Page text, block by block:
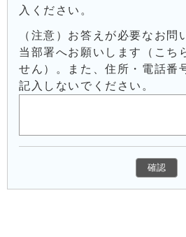
入ください。
（注意）お答えが必要なお問
当部署へお願いします（こち
せん）。また、住所・電話番
記入しないでください。